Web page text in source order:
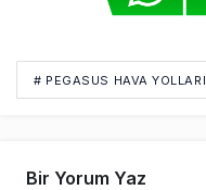
# PEGASUS HAVA YOLLARI
Bir Yorum Yaz